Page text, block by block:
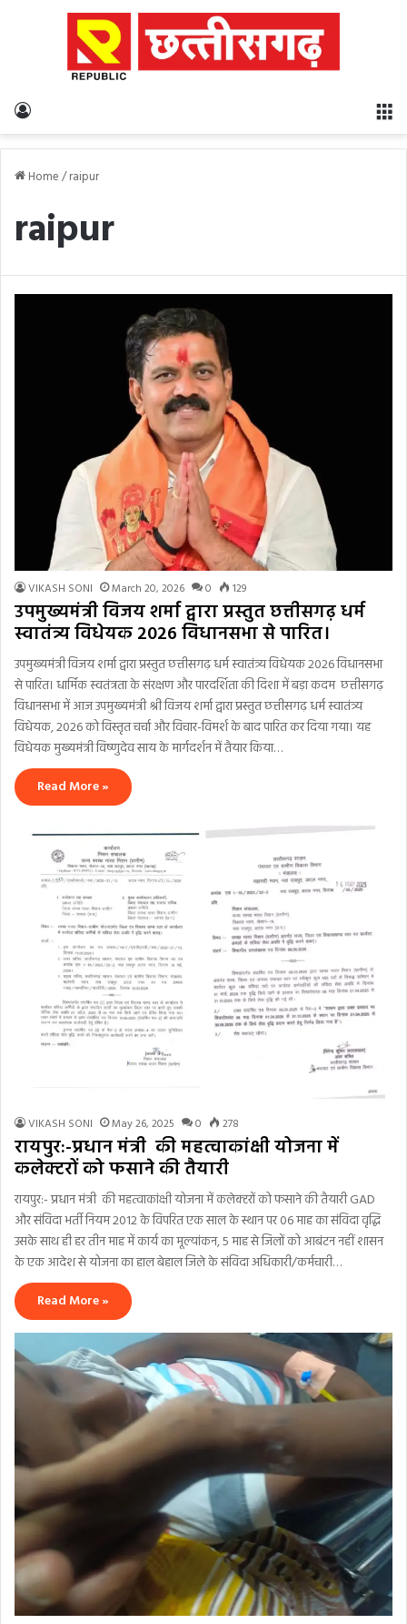
Home/raipur
raipur
VIKASH SONI March 20, 2026 0 129
उपमुख्यमंत्री विजय शर्मा द्वारा प्रस्तुत छत्तीसगढ़ धर्म
स्वातंत्र्य विधेयक 2026 विधानसभा से पारित।
उपमुख्यमंत्री विजय शर्मा द्वारा प्रस्तुत छत्तीसगढ़ धर्म स्वातंत्र्य विधेयक 2026 विधानसभा
से पारित। धार्मिक स्वतंत्रता के संरक्षण और पारदर्शिता की दिशा में बड़ा कदम छत्तीसगढ़
विधानसभा में आज उपमुख्यमंत्री श्री विजय शर्मा द्वारा प्रस्तुत छत्तीसगढ़ धर्म स्वातंत्र्य
विधेयक, 2026 को विस्तृत चर्चा और विचार-विमर्श के बाद पारित कर दिया गया। यह
विधेयक मुख्यमंत्री विष्णुदेव साय के मार्गदर्शन में तैयार किया…
Read More »
VIKASH SONI May 26, 2025 0 278
रायपुर:-प्रधान मंत्री की महत्वाकांक्षी योजना में
कलेक्टरों को फसाने की तैयारी
रायपुर:- प्रधान मंत्री की महत्वाकांक्षी योजना में कलेक्टरों को फसाने की तैयारी GAD
और संविदा भर्ती नियम 2012 के विपरित एक साल के स्थान पर 06 माह का संविदा वृद्धि
उसके साथ ही हर तीन माह में कार्य का मूल्यांकन, 5 माह से जिलों को आबंटन नहीं शासन
के एक आदेश से योजना का हाल बेहाल जिले के संविदा अधिकारी/कर्मचारी…
Read More »